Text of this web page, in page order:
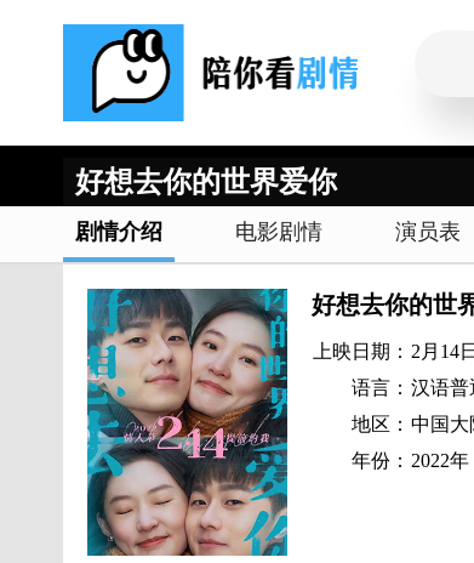
好想去你的世界爱你
剧情介绍 电影剧情 演员表
好想去你的世
上映日期： 2月14日
语言： 汉语普
地区： 中国大
年份： 2022年